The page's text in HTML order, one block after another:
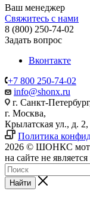
Ваш менеджер
Свяжитесь с нами
8 (800) 250-74-02
Задать вопрос
Вконтакте
+7 800 250-74-02
info@shonx.ru
г. Санкт-
г. Москва,
Крылатская ул., д.
Политика
2026 © ШОНКС
на сайте не
Найти